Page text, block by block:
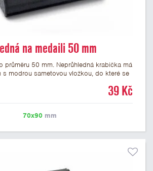
na medaili 50 mm
průměru 50 mm. Neprůhledná krabička má
s modrou sametovou vložkou, do které se
či kulturní události.
39 Kč
70x90mm